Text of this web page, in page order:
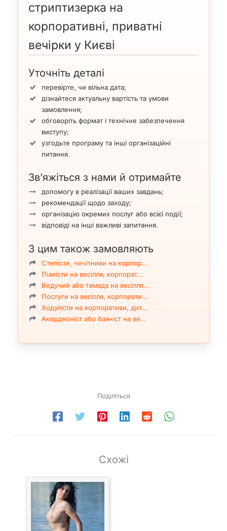
новорічні корпоративи та інші заходи VIP-рівня. Дівчина
часто гастролює Європою, Азією та Сходом. Вона —
бажана учасниця багатьох шоу-програм у клубах зі
отримайте справжнє задоволення від стрип-мистецтва
стриптизерка на
корпоративні, приватні
вечірки у Києві
Уточніть деталі
перевірте, чи вільна дата;
дізнайтеся актуальну вартість та умови
замовлення;
обговоріть формат і технічне забезпечення
виступу;
узгодьте програму та інші організаційні
питання.
Зв’яжіться з нами й отримайте
допомогу в реалізації ваших завдань;
рекомендації щодо заходу;
організацію окремих послуг або всієї події;
відповіді на інші важливі запитання.
З цим також замовляють
Степісти, чечітники на корпор…
Піаністи на весілля, корпорат…
Ведучий або тамада на весілля…
Послуги на весілля, корпорати…
Ходулісти на корпоративи, дит…
Акордеоніст або баяніст на ве…
Поділіться
Схожі